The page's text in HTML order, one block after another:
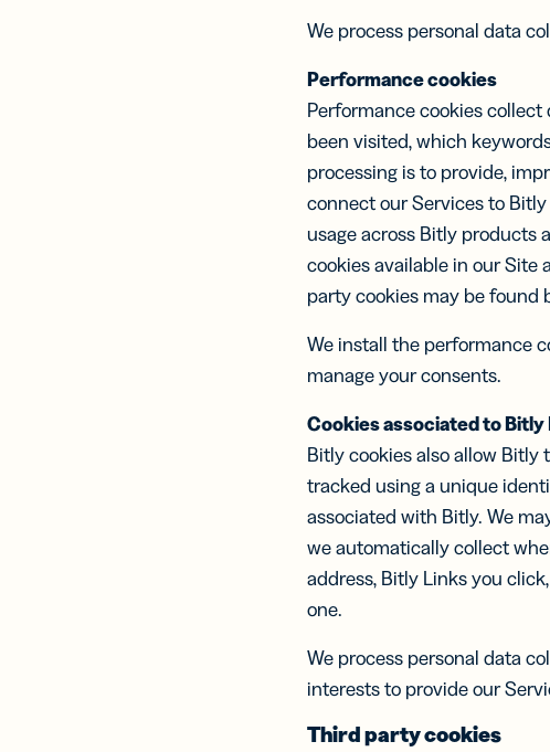
We process personal data
Performance cookies
Performance cookies collect
been visited, which
processing is to provide,
connect our Services to
usage across Bitly products
cookies available in our Site
party cookies may be found
We install the performance
manage your consents.
Cookies associated to Bitly
Bitly cookies also allow Bitly
tracked using a unique
associated with Bitly. We
we automatically collect
address, Bitly Links you
one.
We process personal data
interests to provide our
Third party cookies